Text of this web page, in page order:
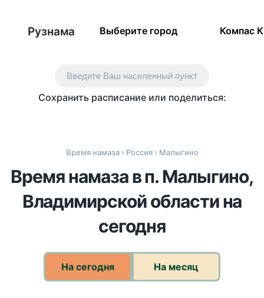
Рузнама Выберите город Компас
Введите Ваш населенный пункт
Сохранить расписание или поделиться:
Время намаза› Россия› Малыгино
Время намаза в п. Малыгино,
Владимирской области на
сегодня
На сегодня На месяц